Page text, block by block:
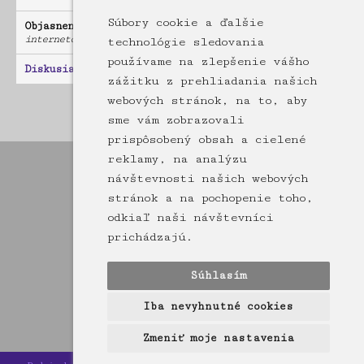
Súbory cookie a ďalšie
technológie sledovania
používame na zlepšenie vášho
zážitku z prehliadania našich
webových stránok, na to, aby
sme vám zobrazovali
prispôsobený obsah a cielené
reklamy, na analýzu
návštevnosti našich webových
stránok a na pochopenie toho,
odkiaľ naši návštevníci
prichádzajú.
Súhlasím
Iba nevyhnutné cookies
Zmeniť moje nastavenia
Objasnenie / pravdepodobné vysvetlenie
internetové družice Starlink
Diskusia: 1 príspevkov
Hlásenia